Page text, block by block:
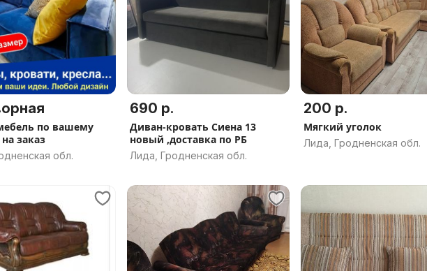
по вашему
заказ
обл.
690 р.
Диван-кровать Сиена 13
новый ,доставка по РБ
Лида, Гродненская обл.
200 р.
Мягкий уголок
Лида, Гродненская обл.